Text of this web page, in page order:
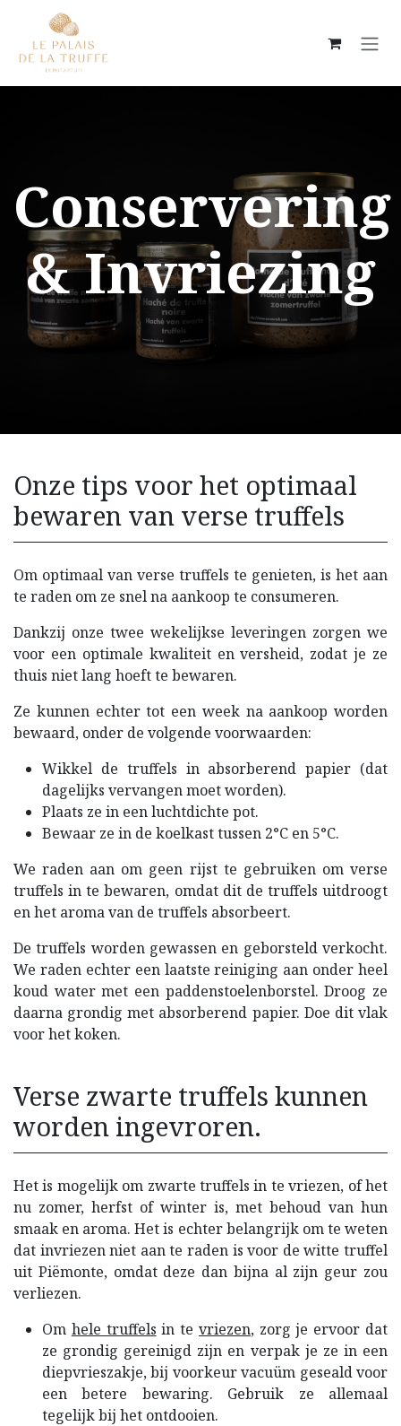
Overslaan naar inhoud
Conservering
& Invriezing
Onze tips voor het optimaal
bewaren van verse truffels
Om optimaal van verse truffels te genieten, is het aan
te raden om ze snel na aankoop te consumeren.
Dankzij onze twee wekelijkse leveringen zorgen we
voor een optimale kwaliteit en versheid, zodat je ze
thuis niet lang hoeft te bewaren.
Ze kunnen echter tot een week na aankoop worden
bewaard, onder de volgende voorwaarden:
Wikkel de truffels in absorberend papier (dat
dagelijks vervangen moet worden).
Plaats ze in een luchtdichte pot.
Bewaar ze in de koelkast tussen 2°C en 5°C.
We raden aan om geen rijst te gebruiken om verse
truffels in te bewaren, omdat dit de truffels uitdroogt
en het aroma van de truffels absorbeert.
De truffels worden gewassen en geborsteld verkocht.
We raden echter een laatste reiniging aan onder heel
koud water met een paddenstoelenborstel. Droog ze
daarna grondig met absorberend papier. Doe dit vlak
voor het koken.
Verse zwarte truffels kunnen
worden ingevroren.
Het is mogelijk om zwarte truffels in te vriezen, of het
nu zomer, herfst of winter is, met behoud van hun
smaak en aroma. Het is echter belangrijk om te weten
dat invriezen niet aan te raden is voor de witte truffel
uit Piëmonte, omdat deze dan bijna al zijn geur zou
verliezen.
Om hele truffels in te vriezen, zorg je ervoor dat
ze grondig gereinigd zijn en verpak je ze in een
diepvrieszakje, bij voorkeur vacuüm geseald voor
een betere bewaring. Gebruik ze allemaal
tegelijk bij het ontdooien.